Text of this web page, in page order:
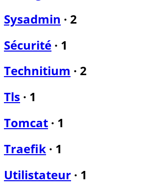
Sysadmin · 2
Sécurité · 1
Technitium · 2
Tls · 1
Tomcat · 1
Traefik · 1
Utilistateur · 1